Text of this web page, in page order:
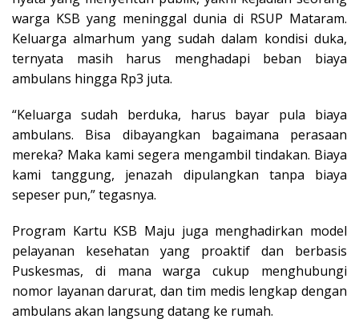
warga KSB yang meninggal dunia di RSUP Mataram.
Keluarga almarhum yang sudah dalam kondisi duka,
ternyata masih harus menghadapi beban biaya
ambulans hingga Rp3 juta.
“Keluarga sudah berduka, harus bayar pula biaya
ambulans. Bisa dibayangkan bagaimana perasaan
mereka? Maka kami segera mengambil tindakan. Biaya
kami tanggung, jenazah dipulangkan tanpa biaya
sepeser pun,” tegasnya.
Program Kartu KSB Maju juga menghadirkan model
pelayanan kesehatan yang proaktif dan berbasis
Puskesmas, di mana warga cukup menghubungi
nomor layanan darurat, dan tim medis lengkap dengan
ambulans akan langsung datang ke rumah.